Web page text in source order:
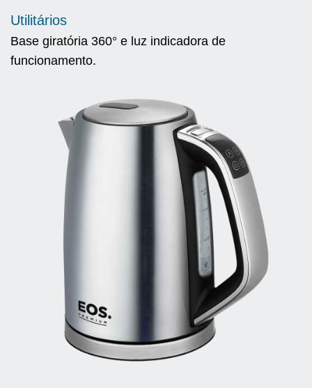
Utilitários
Base giratória 360° e luz indicadora de
funcionamento.